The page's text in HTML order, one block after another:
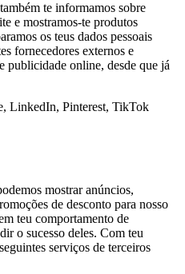
te informamos sobre
e mostramos-te produtos
os teus dados pessoais
fornecedores externos e
publicidade online, desde que já
LinkedIn, Pinterest, TikTok
mostrar anúncios,
de desconto para nosso
teu comportamento de
o sucesso deles. Com teu
serviços de terceiros